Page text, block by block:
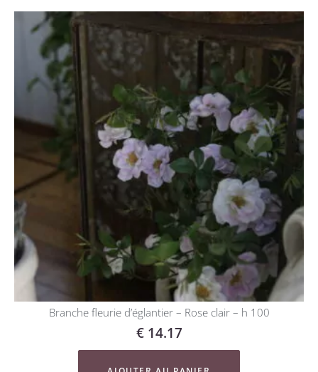
Branche fleurie d’églantier – Rose clair – h 100
€14.17